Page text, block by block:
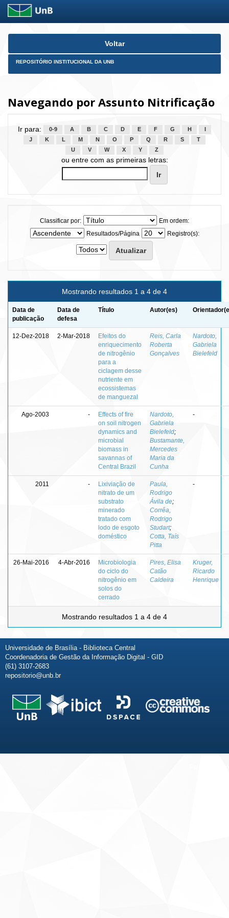
Skip
Voltar
REPOSITÓRIO INSTITUCIONAL DA UNB
Navegando por Assunto Nitrificação
Ir para: 0-9 A B C D E F G H
J
K L M N O P Q R S
T
U
V W X Y Z
ou entre com as primeiras letras:
Classificar por:
Em ordem:
Resultados/Página
Registro(s):
Mostrando resultados 1 a 4 de 4
Data de
publicação
Data de
defesa
Título Autor(es)
12-Dez-2018 2-Mar-2018
Efeitos do
enriquecimento
de nitrogênio
para a
ciclagem desse
nutriente em
ecossistemas
de manguezal
Reis, Carla
Roberta
Gonçalves
Nardoto,
Gabriela
Bielefeld
Ago-2003 -
Effects of fire
on soil nitrogen
dynamics and
microbial
biomass in
savannas of
Central Brazil
Nardoto,
Gabriela
Bielefeld;
Bustamante,
Mercedes
Maria da
Cunha
-
2011 -
Lixiviação de
nitrato de um
substrato
minerado
tratado com
lodo de esgoto
doméstico
Paula,
Rodrigo
Ávila de;
Corrêa,
Rodrigo
Studart;
Cotta, Taís
Pitta
-
26-Mai-2016 4-Abr-2016
Microbiologia
do ciclo do
nitrogênio em
solos do
cerrado
Pires, Elisa
Catão
Caldeira
Kruger,
Ricardo
Henrique
Mostrando resultados 1 a 4 de 4
Universidade de Brasília - Biblioteca Central
Coordenadoria de Gestão da Informação Digital - GID
(61) 3107-2683
repositorio@unb.br